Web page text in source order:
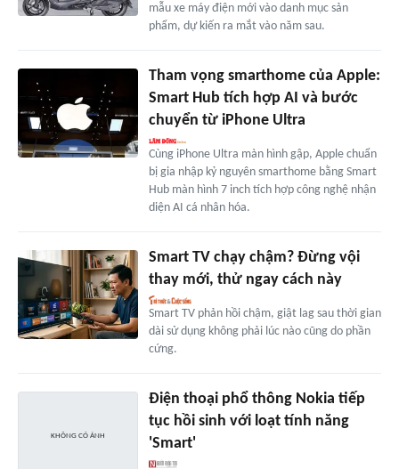
mẫu xe máy điện mới vào danh mục sản
phẩm, dự kiến ra mắt vào năm sau.
Tham vọng smarthome của Apple:
Smart Hub tích hợp AI và bước
chuyển từ iPhone Ultra
Cùng iPhone Ultra màn hình gập, Apple chuẩn
bị gia nhập kỷ nguyên smarthome bằng Smart
Hub màn hình 7 inch tích hợp công nghệ nhận
diện AI cá nhân hóa.
Smart TV chạy chậm? Đừng vội
thay mới, thử ngay cách này
Smart TV phản hồi chậm, giật lag sau thời gian
dài sử dụng không phải lúc nào cũng do phần
cứng.
Điện thoại phổ thông Nokia tiếp
tục hồi sinh với loạt tính năng
'Smart'